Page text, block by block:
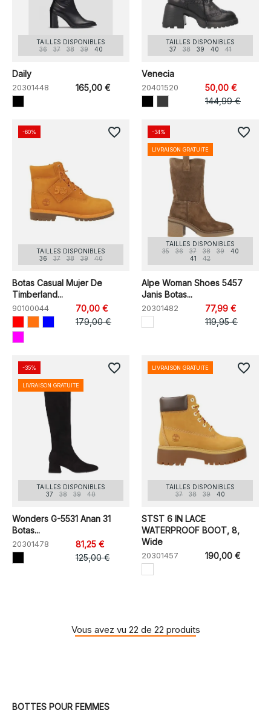
TAILLES DISPONIBLES
36
37 38 39 40
Daily
20301448 165,00 €
TAILLES DISPONIBLES
37
38 39 40 41
Venecia
20401520
50,00 €
144,99 €
TAILLES DISPONIBLES
36
37 38 39 40
Botas Casual Mujer De
Timberland...
90100044
70,00 €
179,00 €
-60% favorite_border
TAILLES DISPONIBLES
35
36 37 38 39
40
41
42
Alpe Woman Shoes 5457
Janis Botas...
20301482
77,99 €
119,95 €
-34%
LIVRAISON GRATUITE
favorite_border
TAILLES DISPONIBLES
37
38 39 40
Wonders G-5531 Anan 31
Botas...
20301478
81,25 €
125,00 €
-35%
LIVRAISON GRATUITE
favorite_border
TAILLES DISPONIBLES
37
38 39 40
STST 6 IN LACE
WATERPROOF BOOT, 8,
Wide
20301457 190,00 €
LIVRAISON GRATUITE favorite_border
Vous avez vu 22 de 22 produits
BOTTES POUR FEMMES